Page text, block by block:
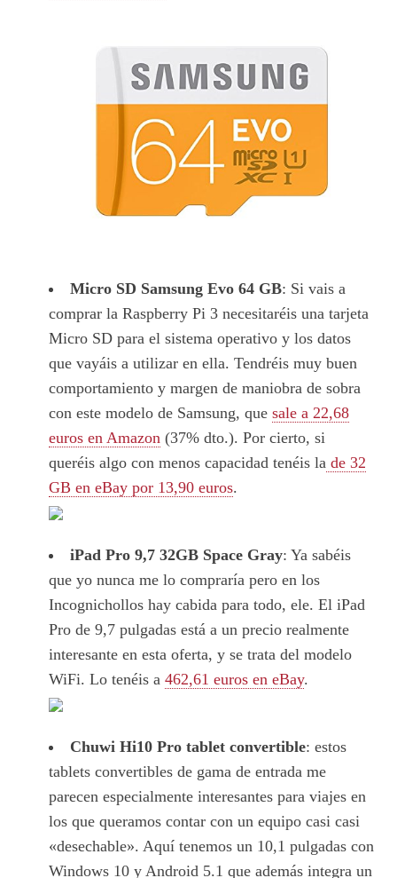
Micro SD Samsung Evo 64 GB: Si vais a
comprar la Raspberry Pi 3 necesitaréis una tarjeta
Micro SD para el sistema operativo y los datos
que vayáis a utilizar en ella. Tendréis muy buen
comportamiento y margen de maniobra de sobra
con este modelo de Samsung, que sale a 22,68
euros en Amazon (37% dto.). Por cierto, si
queréis algo con menos capacidad tenéis la de 32
GB en eBay por 13,90 euros.
iPad Pro 9,7 32GB Space Gray: Ya sabéis
que yo nunca me lo compraría pero en los
Incognichollos hay cabida para todo, ele. El iPad
Pro de 9,7 pulgadas está a un precio realmente
interesante en esta oferta, y se trata del modelo
WiFi. Lo tenéis a 462,61 euros en eBay.
Chuwi Hi10 Pro tablet convertible: estos
tablets convertibles de gama de entrada me
parecen especialmente interesantes para viajes en
los que queramos contar con un equipo casi casi
«desechable». Aquí tenemos un 10,1 pulgadas con
Windows 10 y Android 5.1 que además integra un